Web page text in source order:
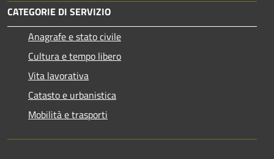
CATEGORIE DI SERVIZIO
Anagrafe e stato civile
Cultura e tempo libero
Vita lavorativa
Catasto e urbanistica
Mobilità e trasporti